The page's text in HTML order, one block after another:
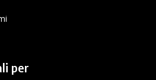
per